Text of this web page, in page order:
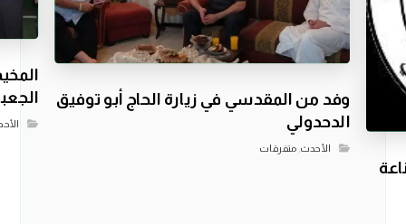
وفد من المقدسي في زيارة الحاج أبو توفيق
الدحدولي
الأحدث, متفرقات